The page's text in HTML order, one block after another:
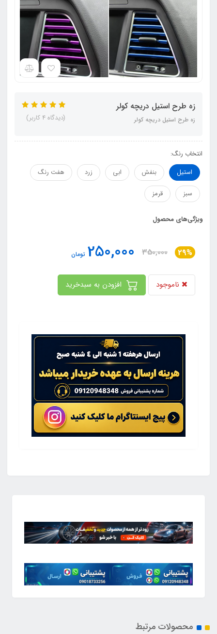
زه طرح استیل دریچه کولر
زه طرح استیل دریچه کولر (دیدگاه 4 کاربر)
انتخاب رنگ:
استیل
بنفش ابی زرد هفت رنگ
سبز قرمز
ویژگی‌های محصول
29%
350,000
250,000 تومان
ناموجود
محصولات مرتبط